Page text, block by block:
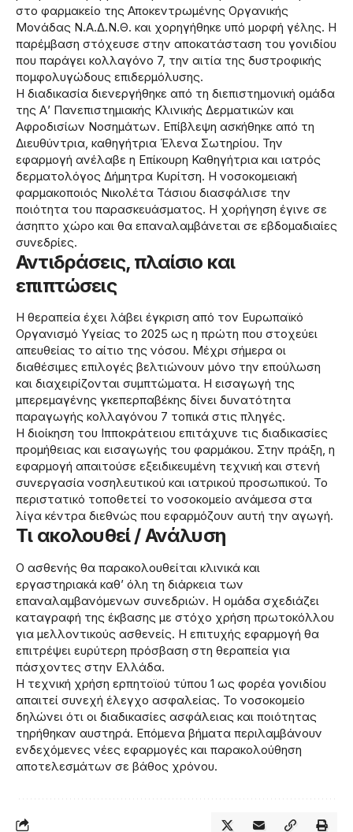
στο φαρμακείο της Αποκεντρωμένης Οργανικής
Μονάδας Ν.Α.Δ.Ν.Θ. και χορηγήθηκε υπό μορφή γέλης. Η
παρέμβαση στόχευσε στην αποκατάσταση του γονιδίου
που παράγει κολλαγόνο 7, την αιτία της δυστροφικής
πομφολυγώδους επιδερμόλυσης.
Η διαδικασία διενεργήθηκε από τη διεπιστημονική ομάδα
της Α’ Πανεπιστημιακής Κλινικής Δερματικών και
Αφροδισίων Νοσημάτων. Επίβλεψη ασκήθηκε από τη
Διευθύντρια, καθηγήτρια Έλενα Σωτηρίου. Την
εφαρμογή ανέλαβε η Επίκουρη Καθηγήτρια και ιατρός
δερματολόγος Δήμητρα Κυρίτση. Η νοσοκομειακή
φαρμακοποιός Νικολέτα Τάσιου διασφάλισε την
ποιότητα του παρασκευάσματος. Η χορήγηση έγινε σε
άσηπτο χώρο και θα επαναλαμβάνεται σε εβδομαδιαίες
συνεδρίες.
Αντιδράσεις, πλαίσιο και
επιπτώσεις
Η θεραπεία έχει λάβει έγκριση από τον Ευρωπαϊκό
Οργανισμό Υγείας το 2025 ως η πρώτη που στοχεύει
απευθείας το αίτιο της νόσου. Μέχρι σήμερα οι
διαθέσιμες επιλογές βελτιώνουν μόνο την επούλωση
και διαχειρίζονται συμπτώματα. Η εισαγωγή της
μπερεμαγένης γκεπερπαβέκης δίνει δυνατότητα
παραγωγής κολλαγόνου 7 τοπικά στις πληγές.
Η διοίκηση του Ιπποκράτειου επιτάχυνε τις διαδικασίες
προμήθειας και εισαγωγής του φαρμάκου. Στην πράξη, η
εφαρμογή απαιτούσε εξειδικευμένη τεχνική και στενή
συνεργασία νοσηλευτικού και ιατρικού προσωπικού. Το
περιστατικό τοποθετεί το νοσοκομείο ανάμεσα στα
λίγα κέντρα διεθνώς που εφαρμόζουν αυτή την αγωγή.
Τι ακολουθεί / Ανάλυση
Ο ασθενής θα παρακολουθείται κλινικά και
εργαστηριακά καθ’ όλη τη διάρκεια των
επαναλαμβανόμενων συνεδριών. Η ομάδα σχεδιάζει
καταγραφή της έκβασης με στόχο χρήση πρωτοκόλλου
για μελλοντικούς ασθενείς. Η επιτυχής εφαρμογή θα
επιτρέψει ευρύτερη πρόσβαση στη θεραπεία για
πάσχοντες στην Ελλάδα.
Η τεχνική χρήση ερπητοϊού τύπου 1 ως φορέα γονιδίου
απαιτεί συνεχή έλεγχο ασφαλείας. Το νοσοκομείο
δηλώνει ότι οι διαδικασίες ασφάλειας και ποιότητας
τηρήθηκαν αυστηρά. Επόμενα βήματα περιλαμβάνουν
ενδεχόμενες νέες εφαρμογές και παρακολούθηση
αποτελεσμάτων σε βάθος χρόνου.